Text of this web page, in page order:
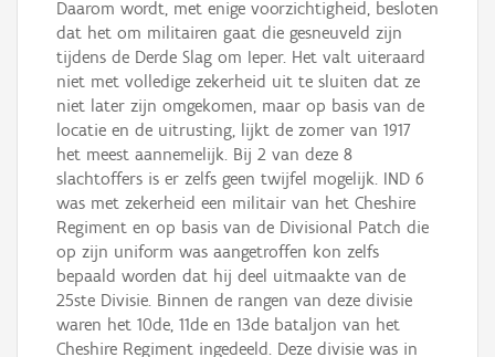
Daarom wordt, met enige voorzichtigheid, besloten
dat het om militairen gaat die gesneuveld zijn
tijdens de Derde Slag om Ieper. Het valt uiteraard
niet met volledige zekerheid uit te sluiten dat ze
niet later zijn omgekomen, maar op basis van de
locatie en de uitrusting, lijkt de zomer van 1917
het meest aannemelijk. Bij 2 van deze 8
slachtoffers is er zelfs geen twijfel mogelijk. IND 6
was met zekerheid een militair van het Cheshire
Regiment en op basis van de Divisional Patch die
op zijn uniform was aangetroffen kon zelfs
bepaald worden dat hij deel uitmaakte van de
25ste Divisie. Binnen de rangen van deze divisie
waren het 10de, 11de en 13de bataljon van het
Cheshire Regiment ingedeeld. Deze divisie was in